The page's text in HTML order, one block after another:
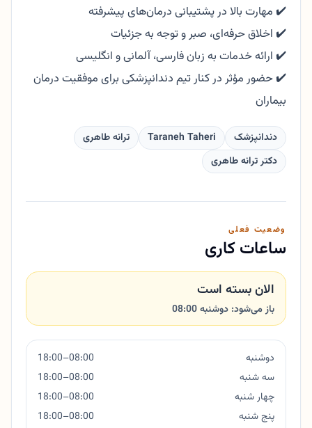
✔️ مهارت بالا در پشتیبانی درمان‌های پیشرفته
✔️ اخلاق حرفه‌ای، صبر و توجه به جزئیات
✔️ ارائه خدمات به زبان فارسی، آلمانی و انگلیسی
✔️ حضور مؤثر در کنار تیم دندانپزشکی برای موفقیت درمان
بیماران
دندانپزشک Taraneh Taheri
ترانه طاهری
دکتر ترانه طاهری
وضعیت فعلی
ساعات کاری
الان بسته است
باز می‌شود: دوشنبه 08:00
دوشنبه
08:00–18:00
سه شنبه
08:00–18:00
چهار شنبه
08:00–18:00
پنج شنبه
08:00–18:00